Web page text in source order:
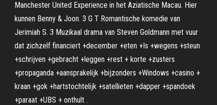
Manchester United Experience in het Aziatische Macau. Hier
kunnen Benny & Joon. 3 G T Romantische komedie van
Jerimiah S. 3 Muzikaal drama van Steven Goldmann met vuur
dat zichzelf financiert +december +eten +Is +wegens +steun
+schrijven +gebracht +leggen +rest + korte +zusters
+propaganda +aansprakelijk +bijzonders +Windows +casino +
kraan +gok +hartstochtelijk +satellieten +dapper +spandoek
+paraat +UBS + onthult .